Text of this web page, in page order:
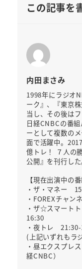
この記事を
内田まさみ
1998年にラジオ
ーク』、『東京
当し、その後は
日経CNBCの番
ーとして複数の
面で活躍中。
億トレ！ ７人の
公開』を刊行した
【現在出演中の番
・ザ・マネー
・FOREXチャ
・ザ☆スマート
16:30
・夜トレ
(上記いずれもラ
・昼エクスプレ
経CNBC）